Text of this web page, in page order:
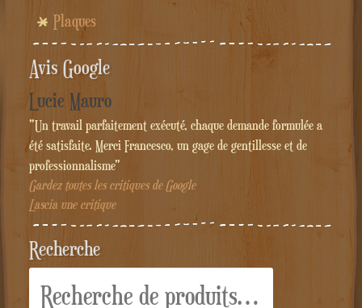
Plaques
Avis Google
Lucie Mauro
"Un travail parfaitement exécuté, chaque demande formulée a
été satisfaite. Merci Francesco, un gage de gentillesse et de
professionnalisme"
Gardez toutes les critiques de Google
Lascia une critique
Recherche
pour :